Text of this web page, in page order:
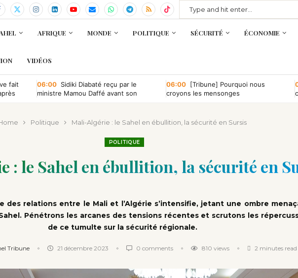
AFRIQUE MONDE POLITIQUE SÉCURITÉ ÉCONOMIE
VIDÉOS
fait
06:00 Sidiki Diabaté reçu par le
ministre Mamou Daffé avant son
06:00 [Tribune] Pourquoi nous
croyons les mensonges
Politique Mali-Algérie : le Sahel en ébullition, la sécurité en Sursis
POLITIQUE
: le Sahel en ébullition, la sécurité en
des relations entre le Mali et l’Algérie s’intensifie, jetant une ombre
Pénétrons les arcanes des tensions récentes et scrutons les
de ce tumulte sur la sécurité régionale.
Tribune 21 décembre 2023 0 comments 810 views 2 minutes read